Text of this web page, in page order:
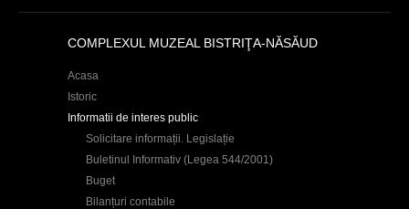
COMPLEXUL MUZEAL BISTRIŢA-NĂSĂUD
Acasa
Istoric
Informatii de interes public
Solicitare informații. Legislație
Buletinul Informativ (Legea 544/2001)
Buget
Bilanțuri contabile